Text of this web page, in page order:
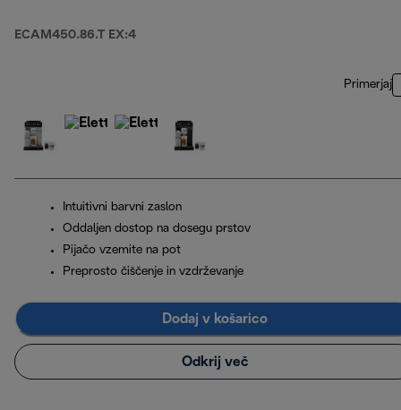
ECAM450.86.T EX:4
Primerjaj
Intuitivni barvni zaslon
Oddaljen dostop na dosegu prstov
Pijačo vzemite na pot
Preprosto čiščenje in vzdrževanje
Dodaj v košarico
Odkrij več